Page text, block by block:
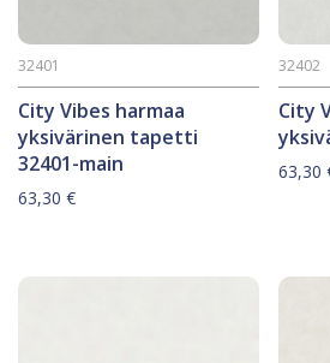
City Vibes harmaa
yksivärinen tapetti
32401-main
32401
63,30 €
City
32402
63,30